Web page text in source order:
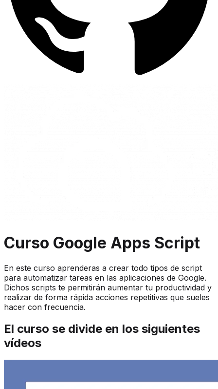
Curso Google Apps Script
En este curso aprenderas a crear todo tipos de script
para automatizar tareas en las aplicaciones de Google.
Dichos scripts te permitirán aumentar tu productividad y
realizar de forma rápida acciones repetitivas que sueles
hacer con frecuencia.
El curso se divide en los siguientes
vídeos